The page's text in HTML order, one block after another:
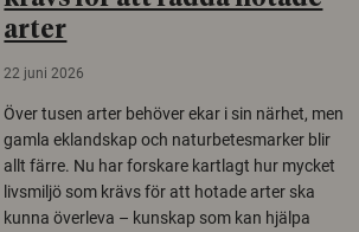
arter
22 juni 2026
Över tusen arter behöver ekar i sin närhet, men
gamla eklandskap och naturbetesmarker blir
allt färre. Nu har forskare kartlagt hur mycket
livsmiljö som krävs för att hotade arter ska
kunna överleva – kunskap som kan hjälpa